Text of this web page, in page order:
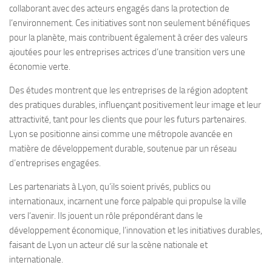
collaborant avec des acteurs engagés dans la protection de
l’environnement. Ces initiatives sont non seulement bénéfiques
pour la planète, mais contribuent également à créer des valeurs
ajoutées pour les entreprises actrices d’une transition vers une
économie verte.
Des études montrent que les entreprises de la région adoptent
des pratiques durables, influençant positivement leur image et leur
attractivité, tant pour les clients que pour les futurs partenaires.
Lyon se positionne ainsi comme une métropole avancée en
matière de développement durable, soutenue par un réseau
d’entreprises engagées.
Les partenariats à Lyon, qu’ils soient privés, publics ou
internationaux, incarnent une force palpable qui propulse la ville
vers l’avenir. Ils jouent un rôle prépondérant dans le
développement économique, l’innovation et les initiatives durables,
faisant de Lyon un acteur clé sur la scène nationale et
internationale.